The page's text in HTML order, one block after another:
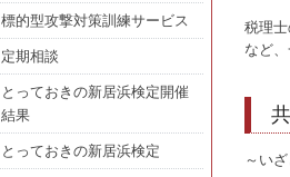
税理
など
～い
標的型攻撃対策訓練サービス
定期相談
とっておきの新居浜検定開催
結果
とっておきの新居浜検定